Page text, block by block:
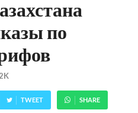
по
TWEET SHARE